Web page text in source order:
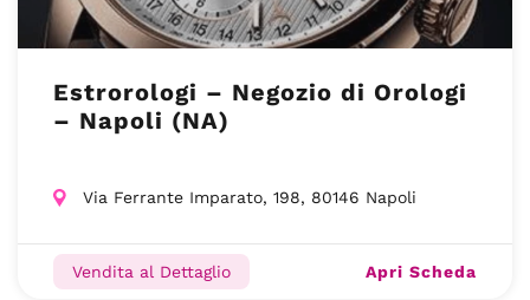
Estrorologi – Negozio di Orologi
– Napoli (NA)
Via Ferrante Imparato, 198, 80146 Napoli
Vendita al Dettaglio Apri Scheda